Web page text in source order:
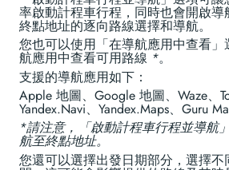
率啟動計程車行程，同時也會開啟
終點地址的逐向路線選擇和導航。
您也可以使用「在導航應用中查看
航應用中查看可用路線 *。
支援的導航應用如下：
Apple 地圖、Google 地圖、Waze、
Yandex.Navi、Yandex.Maps、Guru
*請注意，「啟動計程車行程並導航
航至終點地址。
您還可以選擇出發日期部分，選擇